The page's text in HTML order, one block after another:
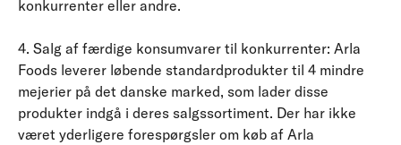
konkurrenter eller andre.
4. Salg af færdige konsumvarer til konkurrenter: Arla
Foods leverer løbende standardprodukter til 4 mindre
mejerier på det danske marked, som lader disse
produkter indgå i deres salgssortiment. Der har ikke
været yderligere forespørgsler om køb af Arla